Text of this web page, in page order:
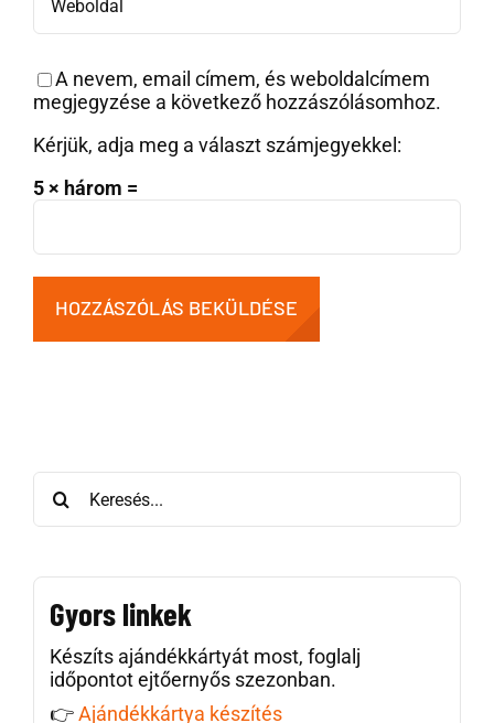
A nevem, email címem, és weboldalcímem
megjegyzése a következő hozzászólásomhoz.
Kérjük, adja meg a választ számjegyekkel:
5 × három =
Keresés:
Gyors linkek
Készíts ajándékkártyát most, foglalj
időpontot ejtőernyős szezonban.
👉Ajándékkártya készítés